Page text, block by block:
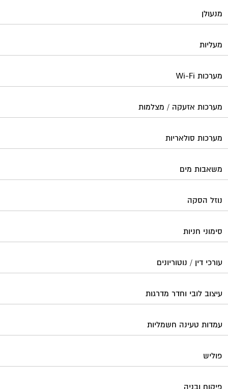
מנעולן
מעליות
מערכות Wi-Fi
מערכות אזעקה / מצלמות
מערכות סולאריות
משאבות מים
נוזל הסקה
סימוני חניות
עורכי דין / נוטוריונים
עיצוב לובי וחדר מדרגות
עמדות טעינה חשמליות
פוליש